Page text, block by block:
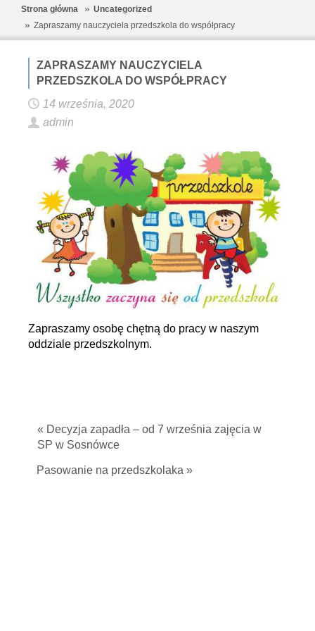
Strona główna
Uncategorized
Zapraszamy nauczyciela przedszkola do współpracy
ZAPRASZAMY NAUCZYCIELA
PRZEDSZKOLA DO WSPÓŁPRACY
14 września, 2020
admin
Zapraszamy osobę chętną do pracy w naszym
oddziale przedszkolnym.
« Decyzja zapadła – od 7 września zajęcia w
SP w Sosnówce
Pasowanie na przedszkolaka »